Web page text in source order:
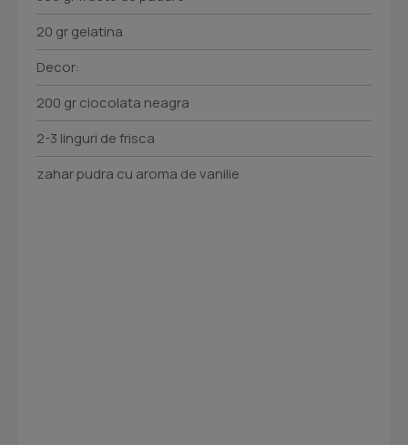
20 gr gelatina
Decor:
200 gr ciocolata neagra
2-3 linguri de frisca
zahar pudra cu aroma de vanilie